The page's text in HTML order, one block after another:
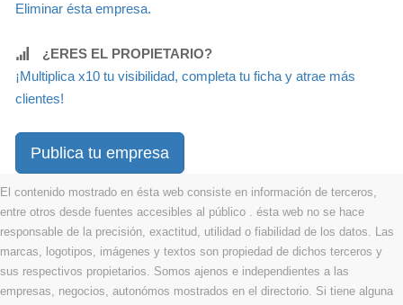
Eliminar ésta empresa.
¿ERES EL PROPIETARIO?
¡Multiplica x10 tu visibilidad, completa tu ficha y atrae más
clientes!
Publica tu empresa
El contenido mostrado en ésta web consiste en información de terceros,
entre otros desde fuentes accesibles al público . ésta web no se hace
responsable de la precisión, exactitud, utilidad o fiabilidad de los datos. Las
marcas, logotipos, imágenes y textos son propiedad de dichos terceros y
sus respectivos propietarios. Somos ajenos e independientes a las
empresas, negocios, autonómos mostrados en el directorio. Si tiene alguna